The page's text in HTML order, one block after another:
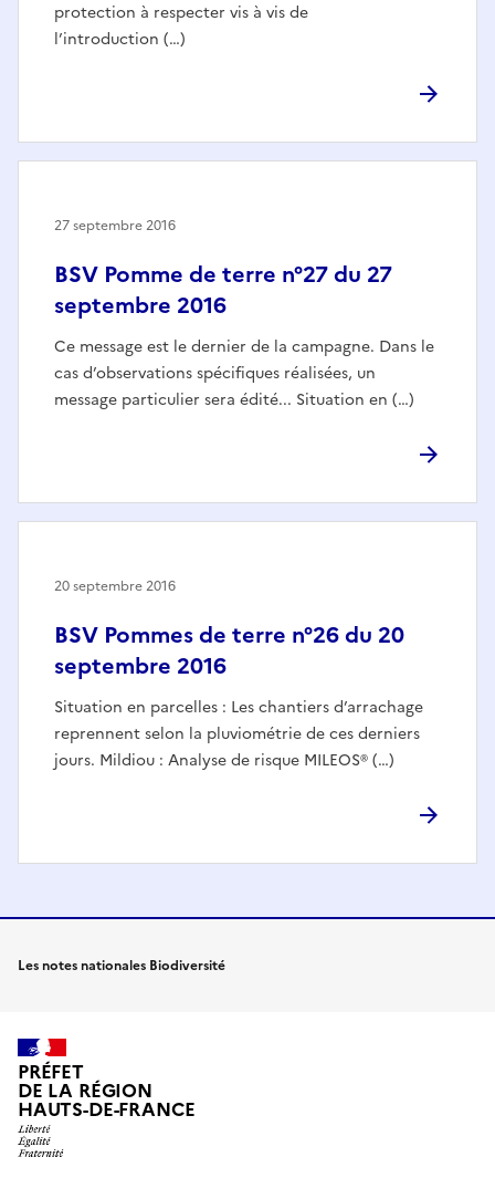
protection à respecter vis à vis de
l’introduction (…)
BSV Pomme de terre n°27 du 27
septembre 2016
Ce message est le dernier de la campagne. Dans le
cas d’observations spécifiques réalisées, un
message particulier sera édité... Situation en (…)
27 septembre 2016
BSV Pommes de terre n°26 du 20
septembre 2016
Situation en parcelles : Les chantiers d’arrachage
reprennent selon la pluviométrie de ces derniers
jours. Mildiou : Analyse de risque MILEOS® (…)
20 septembre 2016
Les notes nationales Biodiversité
PRÉFET
DE LA RÉGION
HAUTS-DE-FRANCE